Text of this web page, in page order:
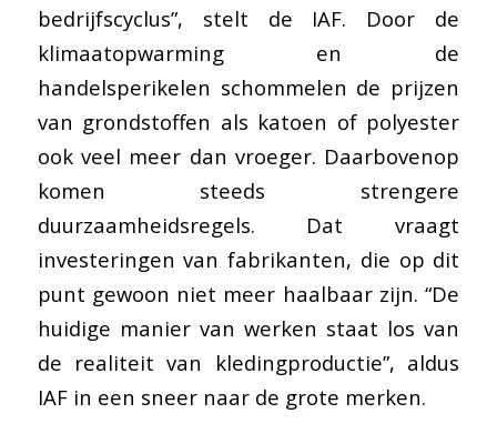
bedrijfscyclus”, stelt de IAF. Door de
klimaatopwarming en de
handelsperikelen schommelen de prijzen
van grondstoffen als katoen of polyester
ook veel meer dan vroeger. Daarbovenop
komen steeds strengere
duurzaamheidsregels. Dat vraagt
investeringen van fabrikanten, die op dit
punt gewoon niet meer haalbaar zijn. “De
huidige manier van werken staat los van
de realiteit van kledingproductie”, aldus
IAF in een sneer naar de grote merken.